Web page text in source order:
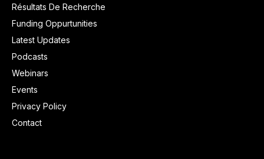
Résultats De Recherche
Funding Oppurtunities
Latest Updates
Podcasts
Webinars
Events
Privacy Policy
Contact